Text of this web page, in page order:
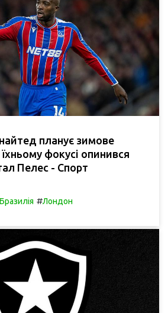
планує зимове
фокусі опинився
Пелес - Спорт
Бразилія #Лондон